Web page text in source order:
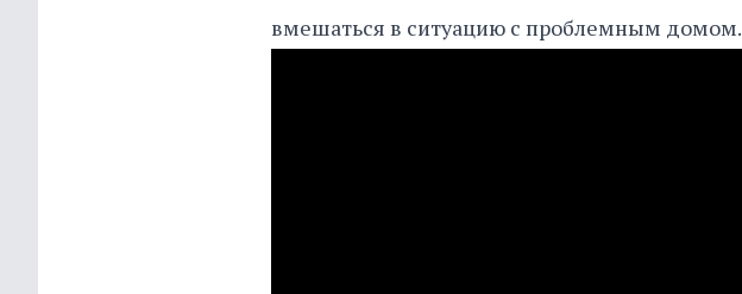
вмешаться в ситуацию с проблемным домом.